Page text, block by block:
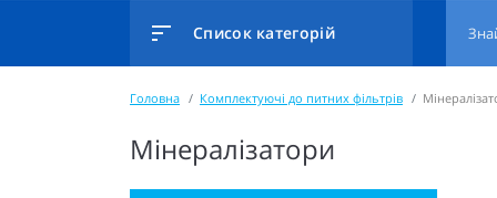
Список категорій
Головна Комплектуючі до питних фільтрів
Мінералізатори